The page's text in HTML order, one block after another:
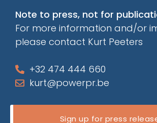
Note to press, not for
For more information and/or
please contact Kurt Peeters
+32 474 444 660
kurt@powerpr.be
Sign up for press